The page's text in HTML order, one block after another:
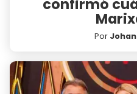
confirmó
Por